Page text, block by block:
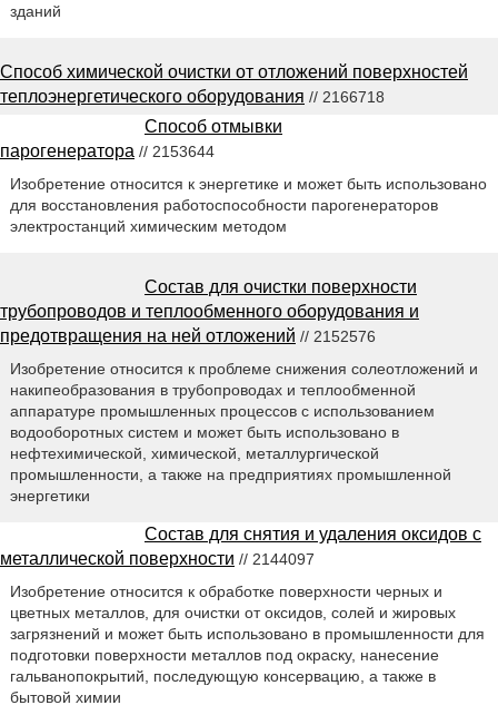
зданий
Способ химической очистки от отложений поверхностей
теплоэнергетического оборудования // 2166718
Способ отмывки
парогенератора // 2153644
Изобретение относится к энергетике и может быть использовано
для восстановления работоспособности парогенераторов
электростанций химическим методом
Состав для очистки поверхности
трубопроводов и теплообменного оборудования и
предотвращения на ней отложений // 2152576
Изобретение относится к проблеме снижения солеотложений и
накипеобразования в трубопроводах и теплообменной
аппаратуре промышленных процессов с использованием
водооборотных систем и может быть использовано в
нефтехимической, химической, металлургической
промышленности, а также на предприятиях промышленной
энергетики
Состав для снятия и удаления оксидов с
металлической поверхности // 2144097
Изобретение относится к обработке поверхности черных и
цветных металлов, для очистки от оксидов, солей и жировых
загрязнений и может быть использовано в промышленности для
подготовки поверхности металлов под окраску, нанесение
гальванопокрытий, последующую консервацию, а также в
бытовой химии